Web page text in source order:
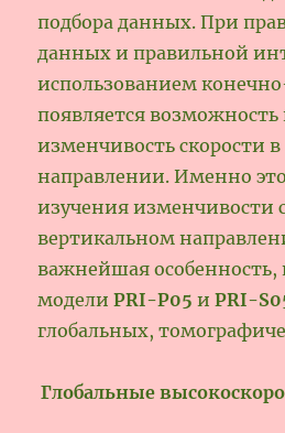
подбора данных. При
данных и правильной
использованием
появляется возможность
изменчивость скорости
направлении. Именно
изучения изменчивости
вертикальном
важнейшая особенность,
моделиPRI-P05 иPRI-
глобальных,
Глобальные